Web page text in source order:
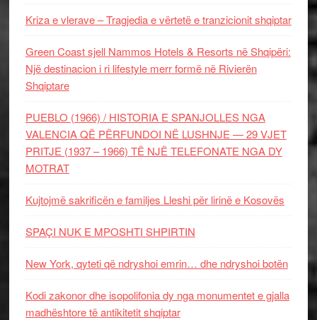
Kriza e vlerave – Tragjedia e vërtetë e tranzicionit shqiptar
Green Coast sjell Nammos Hotels & Resorts në Shqipëri:
Një destinacion i ri lifestyle merr formë në Rivierën
Shqiptare
PUEBLO (1966) / HISTORIA E SPANJOLLES NGA
VALENCIA QË PËRFUNDOI NË LUSHNJE — 29 VJET
PRITJE (1937 – 1966) TË NJË TELEFONATE NGA DY
MOTRAT
Kujtojmë sakrificën e familjes Lleshi për lirinë e Kosovës
SPAÇI NUK E MPOSHTI SHPIRTIN
New York, qyteti që ndryshoi emrin… dhe ndryshoi botën
Kodi zakonor dhe isopolifonia dy nga monumentet e gjalla
madhështore të antikitetit shqiptar